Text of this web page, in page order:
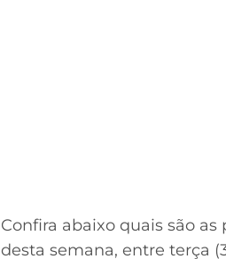
Confira abaixo quais são
desta semana, entre terça